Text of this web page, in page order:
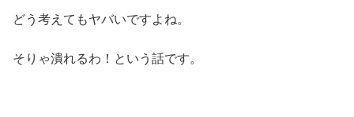
どう考えてもヤバいですよね。
そりゃ潰れるわ！という話です。